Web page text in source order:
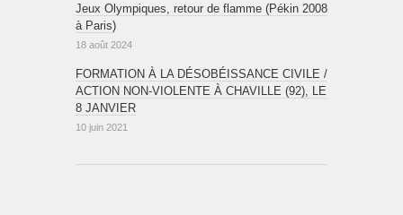
Jeux Olympiques, retour de flamme (Pékin 2008
à Paris)
18 août 2024
FORMATION À LA DÉSOBÉISSANCE CIVILE /
ACTION NON-VIOLENTE À CHAVILLE (92), LE
8 JANVIER
10 juin 2021